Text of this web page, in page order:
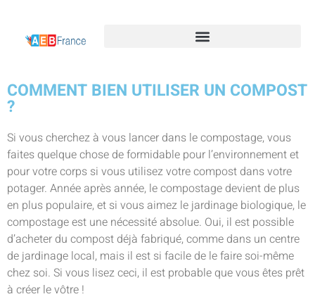
COMMENT BIEN UTILISER UN COMPOST
?
Si vous cherchez à vous lancer dans le compostage, vous
faites quelque chose de formidable pour l’environnement et
pour votre corps si vous utilisez votre compost dans votre
potager. Année après année, le compostage devient de plus
en plus populaire, et si vous aimez le jardinage biologique, le
compostage est une nécessité absolue. Oui, il est possible
d’acheter du compost déjà fabriqué, comme dans un centre
de jardinage local, mais il est si facile de le faire soi-même
chez soi. Si vous lisez ceci, il est probable que vous êtes prêt
à créer le vôtre !